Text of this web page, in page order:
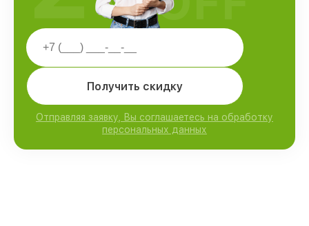
Получить скидку
Отправляя заявку, Вы соглашаетесь на обработку
персональных данных